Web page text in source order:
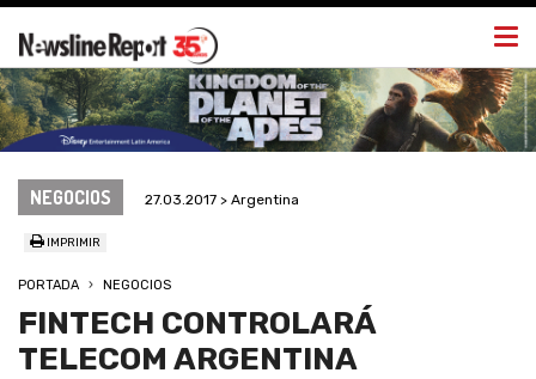
NEGOCIOS 27.03.2017 > Argentina
IMPRIMIR
PORTADA NEGOCIOS
FINTECH CONTROLARÁ
TELECOM ARGENTINA